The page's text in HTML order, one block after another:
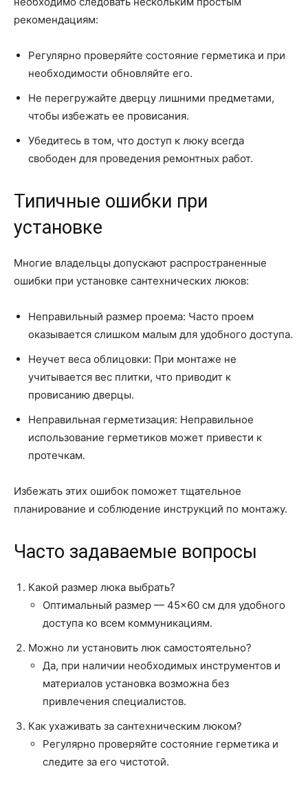
рекомендациям:
Регулярно проверяйте состояние герметика и при
необходимости обновляйте его.
Не перегружайте дверцу лишними предметами,
чтобы избежать ее провисания.
Убедитесь в том, что доступ к люку всегда
свободен для проведения ремонтных работ.
Типичные ошибки при
установке
Многие владельцы допускают распространенные
ошибки при установке сантехнических люков:
Неправильный размер проема: Часто проем
оказывается слишком малым для удобного доступа.
Неучет веса облицовки: При монтаже не
учитывается вес плитки, что приводит к
провисанию дверцы.
Неправильная герметизация: Неправильное
использование герметиков может привести к
протечкам.
Избежать этих ошибок поможет тщательное
планирование и соблюдение инструкций по монтажу.
Часто задаваемые вопросы
Какой размер люка выбрать?
Оптимальный размер — 45×60 см для удобного
доступа ко всем коммуникациям.
Можно ли установить люк самостоятельно?
Да, при наличии необходимых инструментов и
материалов установка возможна без
привлечения специалистов.
Как ухаживать за сантехническим люком?
Регулярно проверяйте состояние герметика и
следите за его чистотой.